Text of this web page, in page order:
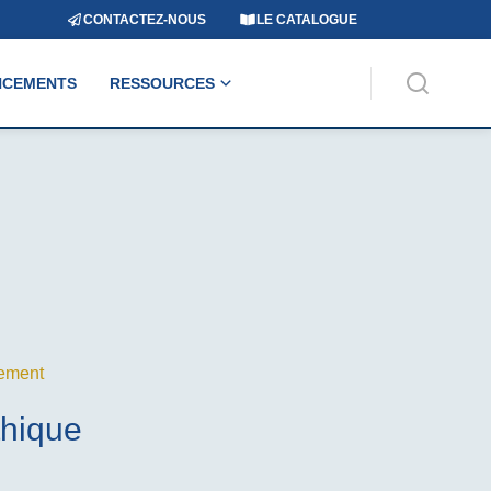
CONTACTEZ-NOUS LE CATALOGUE
RESSOURCES